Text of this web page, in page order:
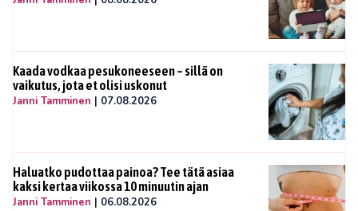
Kaada vodkaa pesukoneeseen – sillä on
vaikutus, jota et olisi uskonut
Janni Tamminen | 07.08.2026
Haluatko pudottaa painoa? Tee tätä asiaa
kaksi kertaa viikossa 10 minuutin ajan
Janni Tamminen | 06.08.2026